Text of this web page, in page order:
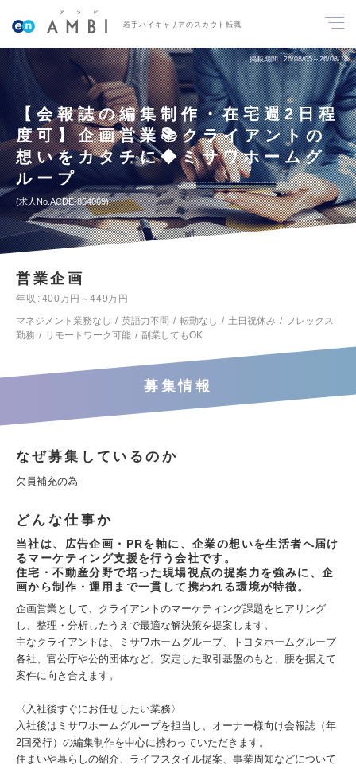
若手ハイキャリアのスカウト転職
掲載期間 26/08/05～26/08/18
【会報誌の編集制作・在宅週2日程
度可】企画営業📚クライアントの
想いをカタチに◆ミサワホームグ
ループ
求人No.ACDE-854069
営業企画
年収
400万円～449万円
マネジメント業務なし
英語力不問 転勤なし 土日祝休み
フレックス
勤務
リモートワーク可能 副業してもOK
募集情報
なぜ募集しているのか
欠員補充の為
どんな仕事か
当社は、広告企画・PRを軸に、企業の想いを生活者へ届け
るマーケティング支援を行う会社です。
住宅・不動産分野で培った現場視点の提案力を強みに、企
画から制作・運用まで一貫して携われる環境が特徴。
企画営業として、クライアントのマーケティング課題をヒアリング
し、整理・分析したうえで最適な解決策を提案します。
主なクライアントは、ミサワホームグループ、トヨタホームグループ
各社、官公庁や公的団体など。安定した取引基盤のもと、腰を据えて
案件に向き合えます。
〈入社後すぐにお任せしたい業務〉
入社後はミサワホームグループを担当し、オーナー様向け会報誌（年
2回発行）の編集制作を中心に携わっていただきます。
住まいや暮らしの紹介、ライフスタイル提案、事業周知などについて